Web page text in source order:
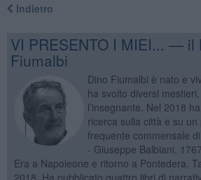
Indietro
VI PRESENTO I MIEI... — il
Fiumalbi
Dino Fiumalbi è nato e
ha svolto diversi
l’insegnante. Nel 2018
ricerca sulla città e su un
frequente commensale
- Giuseppe Balbiani,
Era a Napoleone e ritorno a Pontedera,
2018. Ha pubblicato quattro libri di